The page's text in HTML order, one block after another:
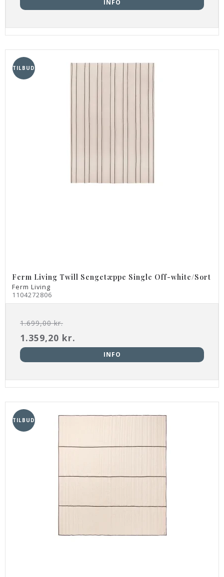
INFO
TILBUD
Ferm Living Twill Sengetæppe Single Off-white/Sort
Ferm Living
1104272806
1.699,00 kr.
1.359,20 kr.
INFO
TILBUD